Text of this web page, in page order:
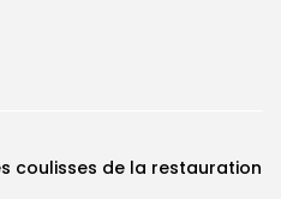
coulisses de la restauration